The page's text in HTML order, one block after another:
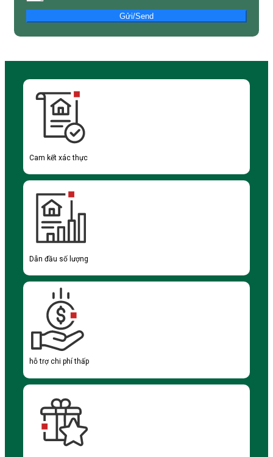
Gửi/Send
Cam kết xác thực
Dẫn đầu số lượng
hỗ trợ chi phí thấp